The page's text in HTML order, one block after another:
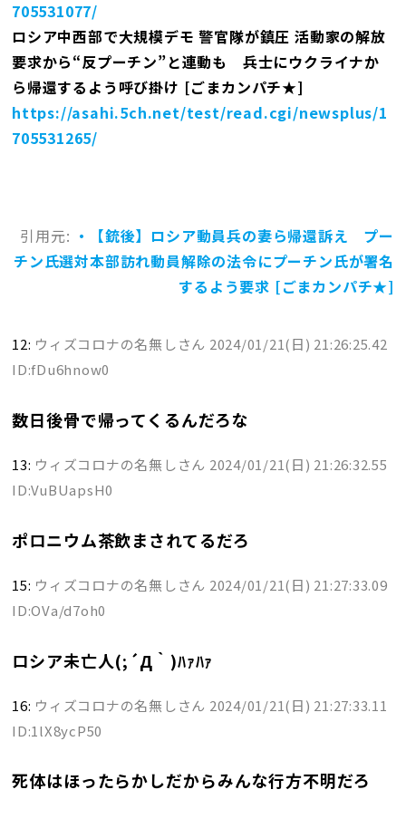
705531077/
ロシア中西部で大規模デモ 警官隊が鎮圧 活動家の解放
要求から“反プーチン”と連動も 兵士にウクライナか
ら帰還するよう呼び掛け [ごまカンパチ★]
https://asahi.5ch.net/test/read.cgi/newsplus/1
705531265/
引用元: ・【銃後】ロシア動員兵の妻ら帰還訴え プー
チン氏選対本部訪れ動員解除の法令にプーチン氏が署名
するよう要求 [ごまカンパチ★]
12: ウィズコロナの名無しさん 2024/01/21(日) 21:26:25.42
ID:fDu6hnow0
数日後骨で帰ってくるんだろな
13: ウィズコロナの名無しさん 2024/01/21(日) 21:26:32.55
ID:VuBUapsH0
ポロニウム茶飲まされてるだろ
15: ウィズコロナの名無しさん 2024/01/21(日) 21:27:33.09
ID:OVa/d7oh0
ロシア未亡人(;´Д｀)ﾊｧﾊｧ
16: ウィズコロナの名無しさん 2024/01/21(日) 21:27:33.11
ID:1lX8ycP50
死体はほったらかしだからみんな行方不明だろ